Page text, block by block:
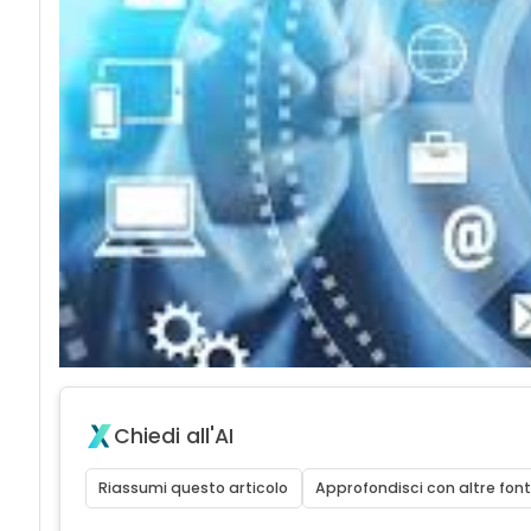
Chiedi all'AI
Riassumi questo articolo Approfondisci con altre